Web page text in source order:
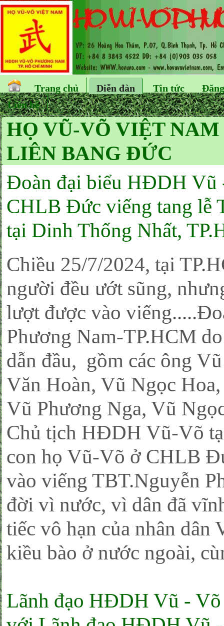
Trang chủ Diễn đàn Tin tức
Liên hệ
HỌ VŨ-VÕ VIỆT
LIÊN BANG ĐỨC
Đoàn đại biểu HĐDH Vũ
CHLB Đức viếng tang lễ
tại Dinh Thống Nhất,
Chiều 25/7/2024, tại
người đều ướt sũng,
lượt được vào
Phương Nam-TP.HCM
dẫn đầu, gồm các ông
Văn Hoàn, Vũ Ngọc
Vũ Phương Nga, Vũ
Chủ tịch HĐDH Vũ-Võ
con họ Vũ-Võ ở CHLB
vào viếng TBT.Nguyễn
đời vì nước, vì dân đã
tiếc vô hạn của nhân dân
kiều bào ở nước ngoài,
Lãnh đạo HĐDH Vũ -